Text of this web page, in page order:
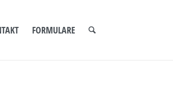
FORMULARE